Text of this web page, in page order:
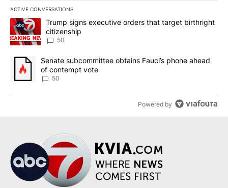
ACTIVE CONVERSATIONS
The following is a list of the most commented articles in the last
A trending article titled "Trump signs executive orders that
Trump signs executive orders that target birthright
citizenship
50
A trending article titled "Senate subcommittee obtains Fauci’s
Senate subcommittee obtains Fauci’s phone ahead
of contempt vote
50
Powered by